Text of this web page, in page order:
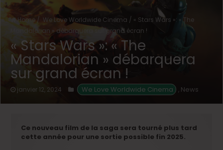
Home / We Love Worldwide Cinema / « Stars Wars »: « The
Mandalorian » débarquera sur grand écran !
« Stars Wars »: « The
Mandalorian » débarquera
sur grand écran !
janvier 12, 2024 We Love Worldwide Cinema , News
Ce nouveau film de la saga sera tourné plus tard
cette année pour une sortie possible fin 2025.